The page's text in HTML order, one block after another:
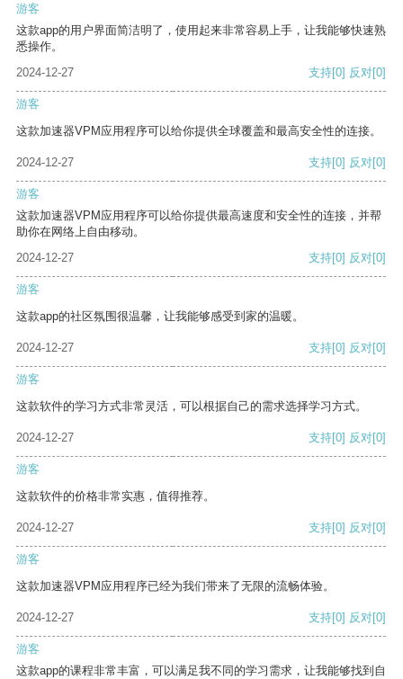
游客
这款app的用户界面简洁明了，使用起来非常容易上手，让我能够快速熟
悉操作。
2024-12-27
支持[0] 反对[0]
游客
这款加速器VPM应用程序可以给你提供全球覆盖和最高安全性的连接。
2024-12-27 支持[0] 反对[0]
游客
这款加速器VPM应用程序可以给你提供最高速度和安全性的连接，并帮
助你在网络上自由移动。
2024-12-27
支持[0] 反对[0]
游客
这款app的社区氛围很温馨，让我能够感受到家的温暖。
2024-12-27 支持[0] 反对[0]
游客
这款软件的学习方式非常灵活，可以根据自己的需求选择学习方式。
2024-12-27 支持[0] 反对[0]
游客
这款软件的价格非常实惠，值得推荐。
2024-12-27 支持[0] 反对[0]
游客
这款加速器VPM应用程序已经为我们带来了无限的流畅体验。
2024-12-27 支持[0] 反对[0]
游客
这款app的课程非常丰富，可以满足我不同的学习需求，让我能够找到自